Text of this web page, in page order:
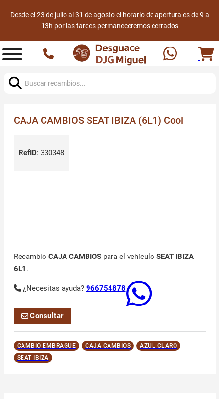
Desde el 23 de julio al 31 de agosto el horario de apertura es de 9 a
13h por las tardes permaneceremos cerrados
CAJA CAMBIOS SEAT IBIZA (6L1) Cool
RefID: 330348
Recambio CAJA CAMBIOSpara el vehículo SEAT IBIZA
6L1 .
¿Necesitas ayuda? 966754878
Consultar
CAMBIO EMBRAGUE CAJA CAMBIOS
AZUL CLARO
SEAT IBIZA